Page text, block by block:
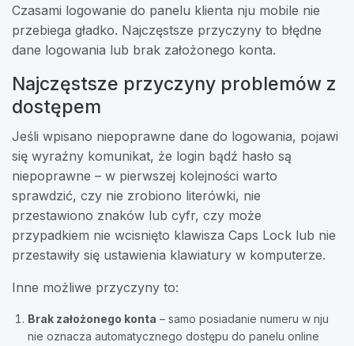
Czasami logowanie do panelu klienta nju mobile nie
przebiega gładko. Najczęstsze przyczyny to błędne
dane logowania lub brak założonego konta.
Najczęstsze przyczyny problemów z
dostępem
Jeśli wpisano niepoprawne dane do logowania, pojawi
się wyraźny komunikat, że login bądź hasło są
niepoprawne – w pierwszej kolejności warto
sprawdzić, czy nie zrobiono literówki, nie
przestawiono znaków lub cyfr, czy może
przypadkiem nie wcisnięto klawisza Caps Lock lub nie
przestawiły się ustawienia klawiatury w komputerze.
Inne możliwe przyczyny to:
Brak założonego konta – samo posiadanie numeru w nju
nie oznacza automatycznego dostępu do panelu online